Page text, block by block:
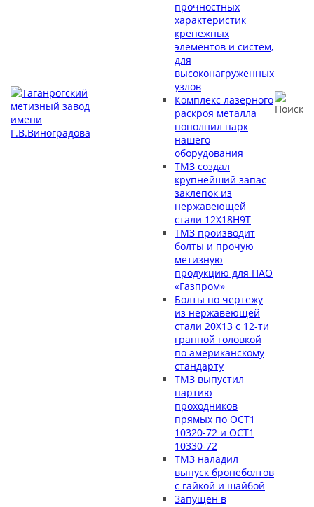
прочностных
характеристик
крепежных
элементов и систем,
для
высоконагруженных
узлов
Комплекс лазерного
раскроя металла
пополнил парк
нашего
оборудования
ТМЗ создал
крупнейший запас
заклепок из
нержавеющей
стали 12Х18Н9Т
ТМЗ производит
болты и прочую
метизную
продукцию для ПАО
«Газпром»
Болты по чертежу
из нержавеющей
стали 20Х13 с 12-ти
гранной головкой
по американскому
стандарту
ТМЗ выпустил
партию
проходников
прямых по ОСТ1
10320-72 и ОСТ1
10330-72
ТМЗ наладил
выпуск бронеболтов
с гайкой и шайбой
Запущен в